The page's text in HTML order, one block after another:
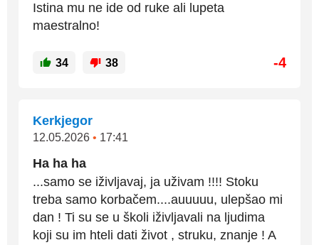
Istina mu ne ide od ruke ali lupeta
maestralno!
34 38 -4
Kerkjegor
12.05.2026 • 17:41
Ha ha ha
...samo se iživljavaj, ja uživam !!!! Stoku
treba samo korbačem....auuuuu, ulepšao mi
dan ! Ti su se u školi iživljavali na ljudima
koji su im hteli dati život , struku, znanje ! A